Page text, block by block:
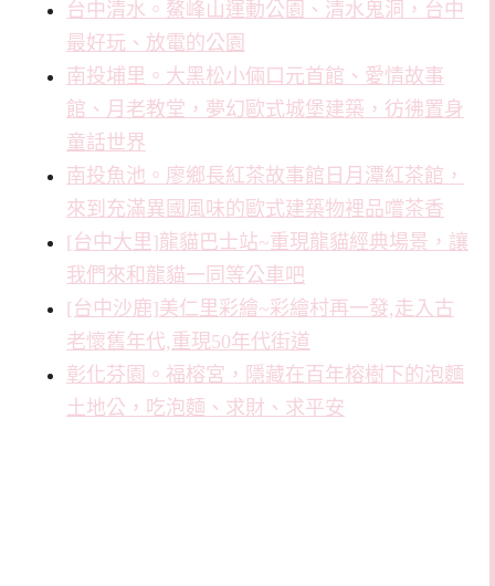
台中清水。鰲峰山運動公園、清水鬼洞，台中
最好玩、放電的公園
南投埔里。大黑松小倆口元首館、愛情故事
館、月老教堂，夢幻歐式城堡建築，彷彿置身
童話世界
南投魚池。廖鄉長紅茶故事館日月潭紅茶館，
來到充滿異國風味的歐式建築物裡品嚐茶香
[台中大里]龍貓巴士站~重現龍貓經典場景，讓
我們來和龍貓一同等公車吧
[台中沙鹿]美仁里彩繪~彩繪村再一發,走入古
老懷舊年代,重現50年代街道
彰化芬園。福榕宮，隱藏在百年榕樹下的泡麵
土地公，吃泡麵、求財、求平安